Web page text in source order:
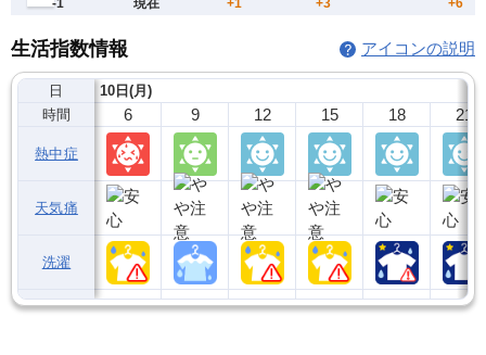
生活指数情報 アイコンの説明
日
時間
熱中症
天気痛
洗濯
10日(月)
6 9 12 15 18 21